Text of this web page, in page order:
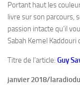
Portant haut les
livre sur son parcours,
passion intacte qu’il
Sabah Kemel Kaddouri
Titre de l’article: Guy
janvier 2018/